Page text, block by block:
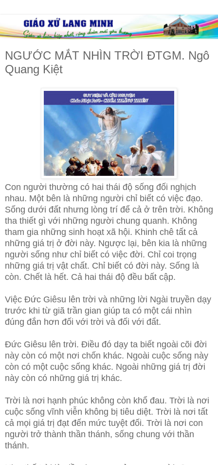
NGƯỚC MẮT NHÌN TRỜI ĐTGM. Ngô
Quang Kiệt
Con người thường có hai thái độ sống đối nghịch
nhau. Một bên là những người chỉ biết có việc đạo.
Sống dưới đất nhưng lòng trí để cả ở trên trời. Không
tha thiết gì với những người chung quanh. Không
tham gia những sinh hoạt xã hội. Khinh chê tất cả
những giá trị ở đời này. Ngược lại, bên kia là những
người sống như chỉ biết có việc đời. Chỉ coi trọng
những giá trị vật chất. Chỉ biết có đời này. Sống là
còn. Chết là hết. Cả hai thái độ đều bất cập.
Việc Đức Giêsu lên trời và những lời Ngài truyền dạy
trước khi từ giã trần gian giúp ta có một cái nhìn
đúng đắn hơn đối với trời và đối với đất.
Đức Giêsu lên trời. Điều đó dạy ta biết ngoài cõi đời
này còn có một nơi chốn khác. Ngoài cuộc sống này
còn có một cuộc sống khác. Ngoài những giá trị đời
này còn có những giá trị khác.
Trời là nơi hạnh phúc không còn khổ đau. Trời là nơi
cuộc sống vĩnh viễn không bị tiêu diệt. Trời là nơi tất
cả mọi giá trị đạt đến mức tuyệt đối. Trời là nơi con
người trở thành thần thánh, sống chung với thần
thánh.